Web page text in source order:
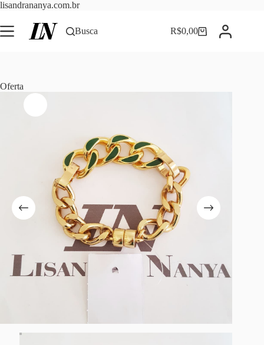
lisandrananya.com.brPular
o
conteúdo
Busca Carrinho
R$0,00
Oferta